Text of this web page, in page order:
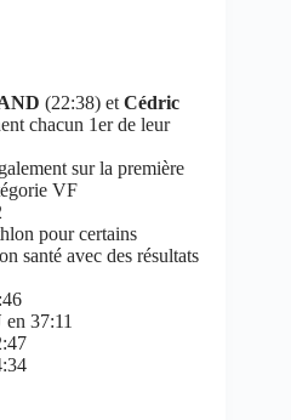
(22:38) et Cédric
chacun 1er de leur
sur la première
VF
pour certains
santé avec des résultats
en 37:11